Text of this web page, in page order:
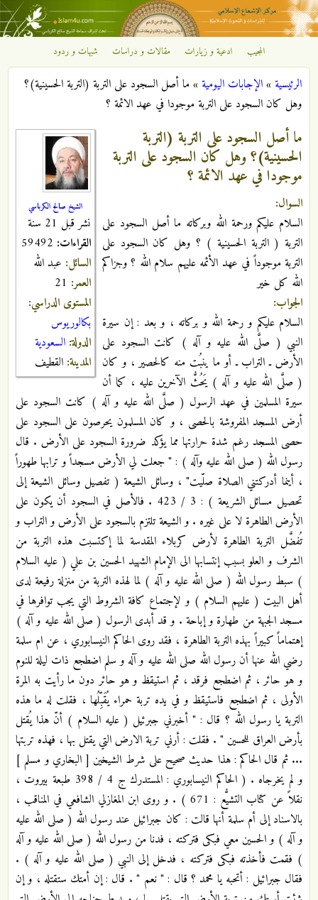
تجاوز إلى المحتوى الرئيسي
مركز
الإشعاع
الإسلامي
المجيب ادعية و زيارات مقالات و دراسات شبهات و ردود
أنت هنا
الرئيسية»الإجابات اليومية»ما أصل السجود على التربة (التربة الحسينية)؟
وهل كان السجود على التربة موجودا في عهد الائمة ؟
الشيخ صالح الكرباسي
نشر قبل 21 سنة
القراءات:
السائل: عبد الله
العمر: 21
المستوى الدراسي:
بكالوريوس
الدولة: السعودية
المدينة: القطيف
ما أصل السجود على التربة (التربة
الحسينية)؟ وهل كان السجود على التربة
موجودا في عهد الائمة ؟
السوال:
السلام عليكم ورحمة الله وبركاته ما أصل السجود على
التربة ( التربة الحسينية ) ؟ وهل كان السجود على
التربة موجوداً في عهد الأئمه عليهم سلام الله ؟ وجزاكم
الله كل خير
الجواب:
السلام عليكم و رحمة الله و بركاته ، و بعد : إن سيرة
النبي ( صلَّى الله عليه و آله ) كانت السجود على
الأرض ـ التراب ـ أو ما ينبُت منه كالحصير ، و كان
( صلَّى الله عليه و آله ) يَحُثُّ الآخرين عليه ، كما أن
سيرة المسلمين في عهد الرسول ( صلَّى الله عليه و آله ) كانت السجود على
أرض المسجد المفروشة بالحصى ، و كان المسلمون يحرصون على السجود على
حصى المسجد رغم شدة حرارتها مما يؤكد ضرورة السجود على الأرض . قال
رسول الله ( صلى الله عليه وآله ) : " جعلت لي الأرض مسجداً و ترابها طهوراً
، أينما أدركتني الصلاة صلّيت" ، وسائل الشيعة ( تفصيل وسائل الشيعة إلى
تحصيل مسائل الشريعة ) : 3 / 423 . فالأصل في السجود أن يكون على
الأرض الطاهرة لا على غيره . و الشيعة تلتزم بالسجود على الأرض و التراب و
تُفضَّل التربة الطاهرة لأرض كربلاء المقدسة لما إكتسبت هذه التربة من
الشرف و العلو بسبب إنتسابها الى الإمام الشهيد الحسين بن علي ( عليه السلام
) سبط رسول الله ( صلى الله عليه و آله ) لما لهذه التربة من منزلة رفيعة لدى
أهل البيت ( عليهم السلام ) و لإجتماع كافة الشروط التي يجب توافرها في
مسجد الجبهة من طهارة و إباحة . و قد أبدى الرسول ( صلى الله عليه و آله )
إهتماماً كبيراً بهذه التربة الطاهرة ، فقد روى الحاكم النيسابوري ، عن ام سلمة
رضي الله عنها أن رسول الله صلى الله عليه و آله و سلم اضطجع ذات ليلة للنوم
و هو حائر ، ثم اضطجع فرقد ، ثم استيقظ و هو حائر دون ما رأيت به المرة
الأولى ، ثم اضطجع فاستيقظ و في يده تربة حمراء يُقَبِّلُها ، فقلت له ما هذه
التربة يا رسول الله ؟ قال : " أخبرني جبرئيل ( عليه السلام ) أنّ هذا يُقتل
بأرض العراق للحسين " . فقلت : أرني تربة الارض التي يقتل بها ، فهذه تربتها
... ثم قال الحاكم : هذا حديث صحيح على شرط الشيخين [ البخاري و مسلم ]
و لم يخرجاه . ( الحاكم النيسابوري : المستدرك ج 4 / 398 طبعة بيروت ،
نقلاً عن كتاب التشيُّع : 671 ) . و روى ابن المغازلي الشافعي في المناقب ،
بالاسناد إلى أم سلمة أنها قالت : كان جبرائيل عند رسول الله ( صلى الله عليه
و آله ) و الحسين معي فبكى فتركته ، فدنا من رسول الله ( صلى الله عليه و آله
) فقمت فأخذته فبكى فتركته ، فدخل إلى النبي ( صلى الله عليه و آله ) .
فقال جبرائيل : أتحبه يا محمد ؟ قال : " نعم " . قال : إن أمتك ستقتله ، و إن